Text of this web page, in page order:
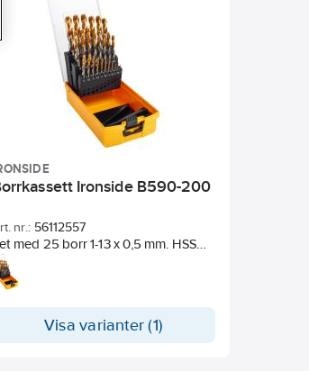
Ironside B590-200
nr.: 56112557
med 25 borr 1-13 x 0,5 mm. HSS
för handhållen eller
borrning. DIN 338. Rakt
cylindriskt skaft. Delad spets hjälper
spets. Kapacitet 4 X diametern. För
Visa varianter (1)